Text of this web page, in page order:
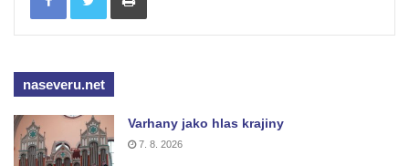
Bismarckova rozhledna – Háj u Aše
Rozhledna Kopanina
Krušných horách
Rozhledna Vlčí hora
naseveru.net
Varhany jako hlas krajiny
7. 8. 2026